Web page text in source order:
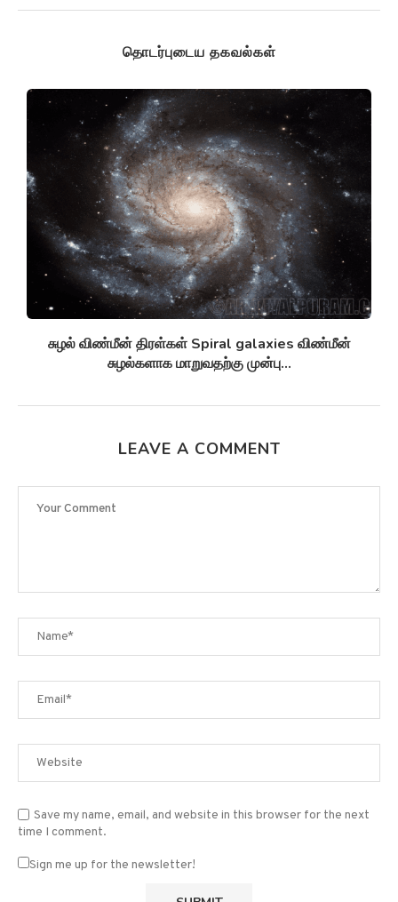
தொடர்புடைய தகவல்கள்
சுழல் விண்மீன் திரள்கள் Spiral galaxies விண்மீன்
சுழல்களாக மாறுவதற்கு முன்பு...
LEAVE A COMMENT
Save my name, email, and website in this browser for the next
time I comment.
Sign me up for the newsletter!